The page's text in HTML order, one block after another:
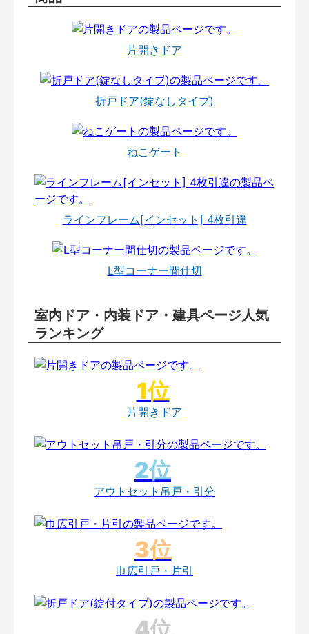
片開きドア
折戸ドア(錠なしタイプ)
ねこゲート
ラインフレーム[インセット] 4枚引違
L型コーナー間仕切
室内ドア・内装ドア・建具ページ人気
ランキング
片開きドア
アウトセット吊戸・引分
巾広引戸・片引